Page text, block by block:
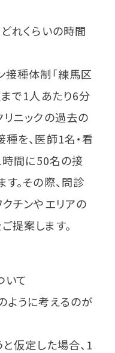
れくらいの時間
接種体制「練馬区
まで1人あたり6分
ニックの過去の
を、医師1名・看
時間に50名の接
。その際、問診
チンやエリアの
提案します。
て
うに考えるのが
仮定した場合、1